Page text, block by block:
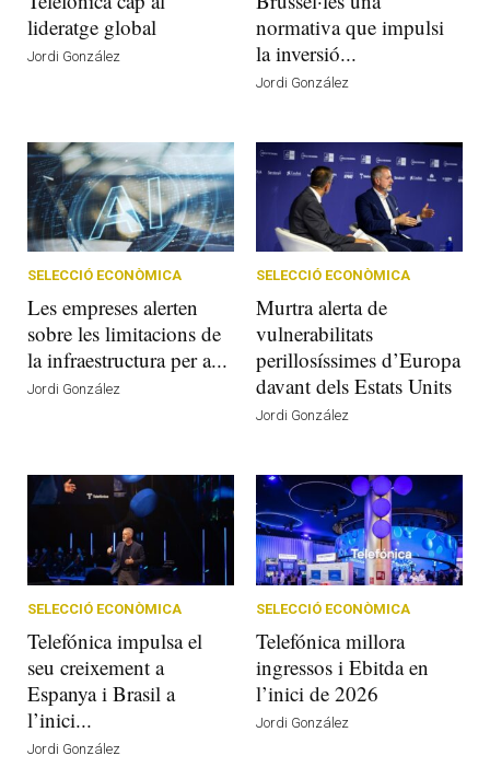
lideratge global
Jordi González
normativa que impulsi
la inversió...
Jordi González
SELECCIÓ ECONÒMICA
Les empreses alerten
sobre les limitacions de
la infraestructura per a...
Jordi González
SELECCIÓ ECONÒMICA
Murtra alerta de
vulnerabilitats
perillosíssimes d’Europa
davant dels Estats Units
Jordi González
SELECCIÓ ECONÒMICA
Telefónica impulsa el
seu creixement a
Espanya i Brasil a
l’inici...
Jordi González
SELECCIÓ ECONÒMICA
Telefónica millora
ingressos i Ebitda en
l’inici de 2026
Jordi González